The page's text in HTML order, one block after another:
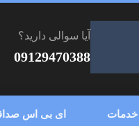
آیا سوالی دارید؟
09129470388
ای بی اس خدمات